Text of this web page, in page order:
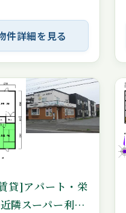
件詳細を見る
貸]アパート・栄
隣スーパー利便